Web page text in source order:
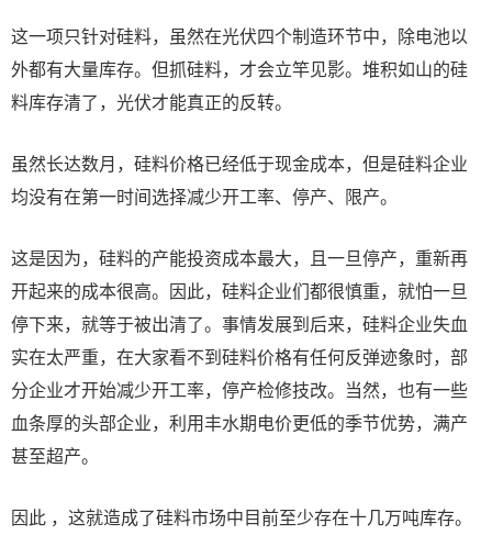
这一项只针对硅料，虽然在光伏四个制造环节中，除电池以
外都有大量库存。但抓硅料，才会立竿见影。堆积如山的硅
料库存清了，光伏才能真正的反转。
虽然长达数月，硅料价格已经低于现金成本，但是硅料企业
均没有在第一时间选择减少开工率、停产、限产。
这是因为，硅料的产能投资成本最大，且一旦停产，重新再
开起来的成本很高。因此，硅料企业们都很慎重，就怕一旦
停下来，就等于被出清了。事情发展到后来，硅料企业失血
实在太严重，在大家看不到硅料价格有任何反弹迹象时，部
分企业才开始减少开工率，停产检修技改。当然，也有一些
血条厚的头部企业，利用丰水期电价更低的季节优势，满产
甚至超产。
因此 ，这就造成了硅料市场中目前至少存在十几万吨库存。